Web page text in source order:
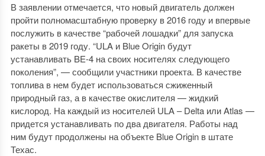
В заявлении отмечается, что новый двигатель должен
пройти полномасштабную проверку в 2016 году и впервые
послужить в качестве “рабочей лошадки” для запуска
ракеты в 2019 году. “ULA и Blue Origin будут
устанавливать BE-4 на своих носителях следующего
поколения”, — сообщили участники проекта. В качестве
топлива в нем будет использоваться сжиженный
природный газ, а в качестве окислителя — жидкий
кислород. На каждый из носителей ULA – Delta или Atlas —
придется устанавливать по два двигателя. Работы над
ним будут продолжены на объекте Blue Origin в штате
Техас.